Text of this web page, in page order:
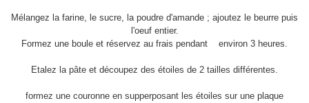
Mélangez la farine, le sucre, la poudre d'amande ; ajoutez le beurre puis
l'oeuf entier.
Formez une boule et réservez au frais pendant environ 3 heures.
Etalez la pâte et découpez des étoiles de 2 tailles différentes.
formez une couronne en supperposant les étoiles sur une plaque